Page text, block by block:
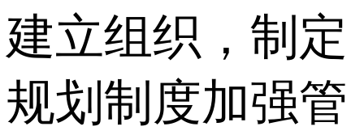
建立组织，制定
规划制度加强管